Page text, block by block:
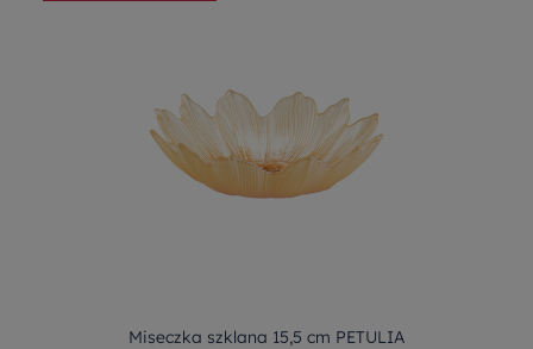
Miseczka szklana 15,5 cm PETULIA